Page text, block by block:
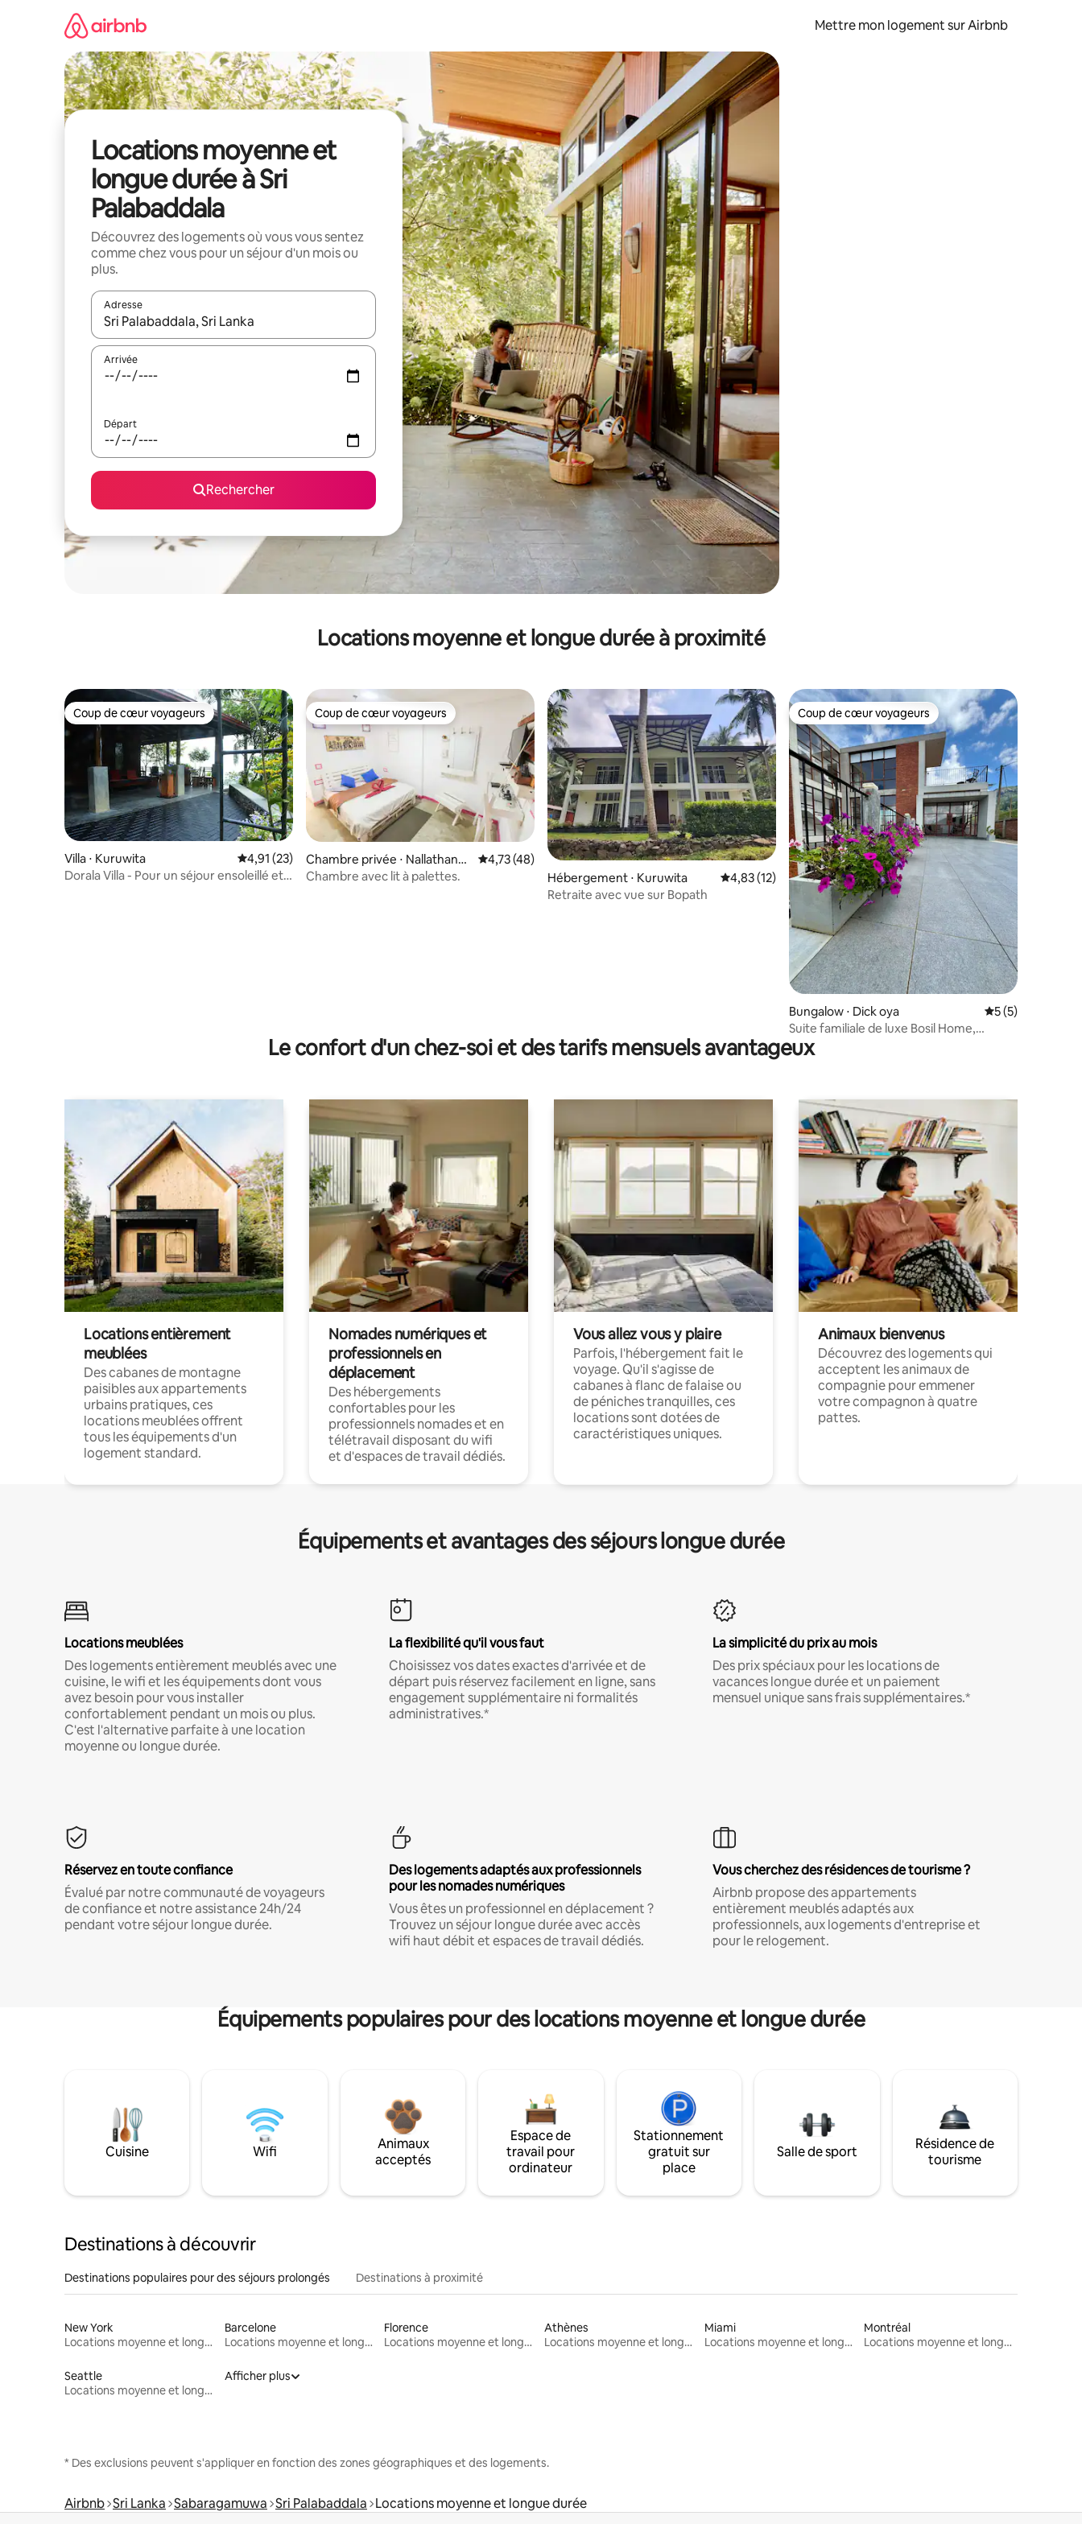
Mettre mon logement sur Airbnb
Locations moyenne et
longue durée à Sri
Palabaddala
Découvrez des logements où vous vous sentez
comme chez vous pour un séjour d'un mois ou
plus.
Adresse
Lorsque les résultats s'affichent, utilisez les flèches vers le haut et vers le bas pour les parcourir ou en appuyant et en faisant glisser.
Arrivée
Départ
Rechercher
Locations moyenne et longue durée à proximité
Coup de cœur voyageurs
Coup de cœur voyageurs
Villa ⋅ Kuruwita Évaluation moyenne sur la base de 23 commentaires : 4,91 sur 5
4,91 (23)
Dorala Villa - Pour un séjour ensoleillé et
Coup de cœur voyageurs
Coup de cœur voyageurs
Chambre privée ⋅ Nallathanni
ya
Évaluation moyenne sur la base de 48 commentaires : 4,73 sur 5
4,73 (48)
Chambre avec lit à palettes.
Hébergement ⋅ Kuruwita Évaluation moyenne sur la base de 12 commentaires : 4,83 sur 5
4,83 (12)
Retraite avec vue sur Bopath
Coup de cœur voyageurs
Coup de cœur voyageurs
Bungalow ⋅ Dick oya Évaluation
5 (5)
Suite familiale de luxe Bosil Home,
retraite au Tea Estate
Le confort d'un chez-soi et des tarifs mensuels avantageux
Locations entièrement
meublées
Des cabanes de montagne
paisibles aux appartements
urbains pratiques, ces
locations meublées offrent
tous les équipements d'un
logement standard.
Nomades numériques et
professionnels en
déplacement
Des hébergements
confortables pour les
professionnels nomades et en
télétravail disposant du wifi
et d'espaces de travail dédiés.
Vous allez vous y plaire
Parfois, l'hébergement fait le
voyage. Qu'il s'agisse de
cabanes à flanc de falaise ou
de péniches tranquilles, ces
locations sont dotées de
caractéristiques uniques.
Animaux bienvenus
Découvrez des logements qui
acceptent les animaux de
compagnie pour emmener
votre compagnon à quatre
pattes.
Équipements et avantages des séjours longue durée
Locations meublées
Des logements entièrement meublés avec une
cuisine, le wifi et les équipements dont vous
avez besoin pour vous installer
confortablement pendant un mois ou plus.
C'est l'alternative parfaite à une location
moyenne ou longue durée.
La flexibilité qu'il vous faut
Choisissez vos dates exactes d'arrivée et de
départ puis réservez facilement en ligne, sans
engagement supplémentaire ni formalités
administratives.*
La simplicité du prix au mois
Des prix spéciaux pour les locations de
vacances longue durée et un paiement
mensuel unique sans frais supplémentaires.*
Réservez en toute confiance
Évalué par notre communauté de voyageurs
de confiance et notre assistance 24h/24
pendant votre séjour longue durée.
Des logements adaptés aux professionnels
pour les nomades numériques
Vous êtes un professionnel en déplacement ?
Trouvez un séjour longue durée avec accès
wifi haut débit et espaces de travail dédiés.
Vous cherchez des résidences de tourisme ?
Airbnb propose des appartements
entièrement meublés adaptés aux
professionnels, aux logements d'entreprise et
pour le relogement.
Équipements populaires pour des locations moyenne et longue durée
Cuisine Wifi
Animaux
acceptés
Espace de
travail pour
ordinateur
Stationnement
gratuit sur
place
Salle de sport
Résidence de
tourisme
Destinations à découvrir
Destinations populaires pour des séjours prolongés Destinations à proximité
New York
Locations moyenne et longue durée
Barcelone
Locations moyenne et longue durée
Florence
Locations moyenne et longue durée
Athènes
Locations moyenne et longue durée
Miami
Locations moyenne et longue durée
Montréal
Locations moyenne et longue durée
Seattle
Locations moyenne et longue durée
Afficher plus
* Des exclusions peuvent s'appliquer en fonction des zones géographiques et des logements.
Airbnb Sri Lanka Sabaragamuwa Sri Palabaddala Locations moyenne et longue durée